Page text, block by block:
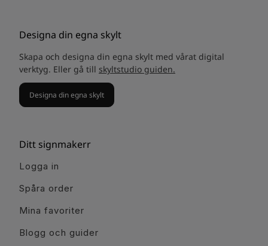
Designa din egna skylt
Skapa och designa din egna skylt med vårat digital
verktyg. Eller gå till skyltstudio guiden.
Designa din egna skylt
Ditt signmakerr
Logga in
Spåra order
Mina favoriter
Blogg och guider